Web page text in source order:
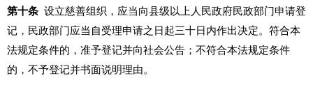
第十条 设立慈善组织，应当向县级以上人民政府民政部门申请登
记，民政部门应当自受理申请之日起三十日内作出决定。符合本
法规定条件的，准予登记并向社会公告；不符合本法规定条件
的，不予登记并书面说明理由。